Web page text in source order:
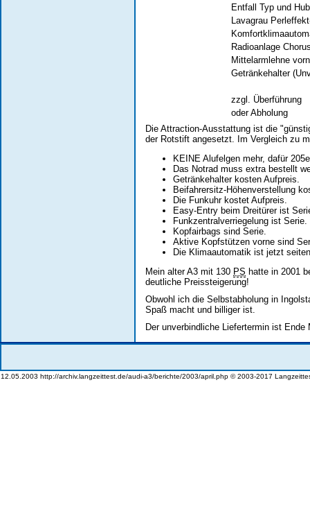
Entfall Typ und
Lavagrau
Radioanlage
Mittelarmlehne
Getränkehalter
zzgl. Überführung
oder Abholung
Die Attraction-Ausstattung ist die
der Rotstift angesetzt. Im Vergleich zu
KEINE Alufelgen mehr, dafür
Das Notrad muss extra bestellt
Getränkehalter kosten Aufpreis.
Beifahrersitz-Höhenverstellung
Die Funkuhr kostet Aufpreis.
Easy-Entry beim Dreitürer ist
Funkzentralverriegelung ist Serie.
Kopfairbags sind Serie.
Aktive Kopfstützen vorne sind
Die Klimaautomatik ist jetzt
Mein alter A3 mit 130 PS hatte in 2001
deutliche Preissteigerung!
Obwohl ich die Selbstabholung in
Spaß macht und billiger ist.
Der unverbindliche Liefertermin ist
12.05.2003 http://archiv.langzeittest.de/audi-a3/berichte/2003/april.php © 2003-2017